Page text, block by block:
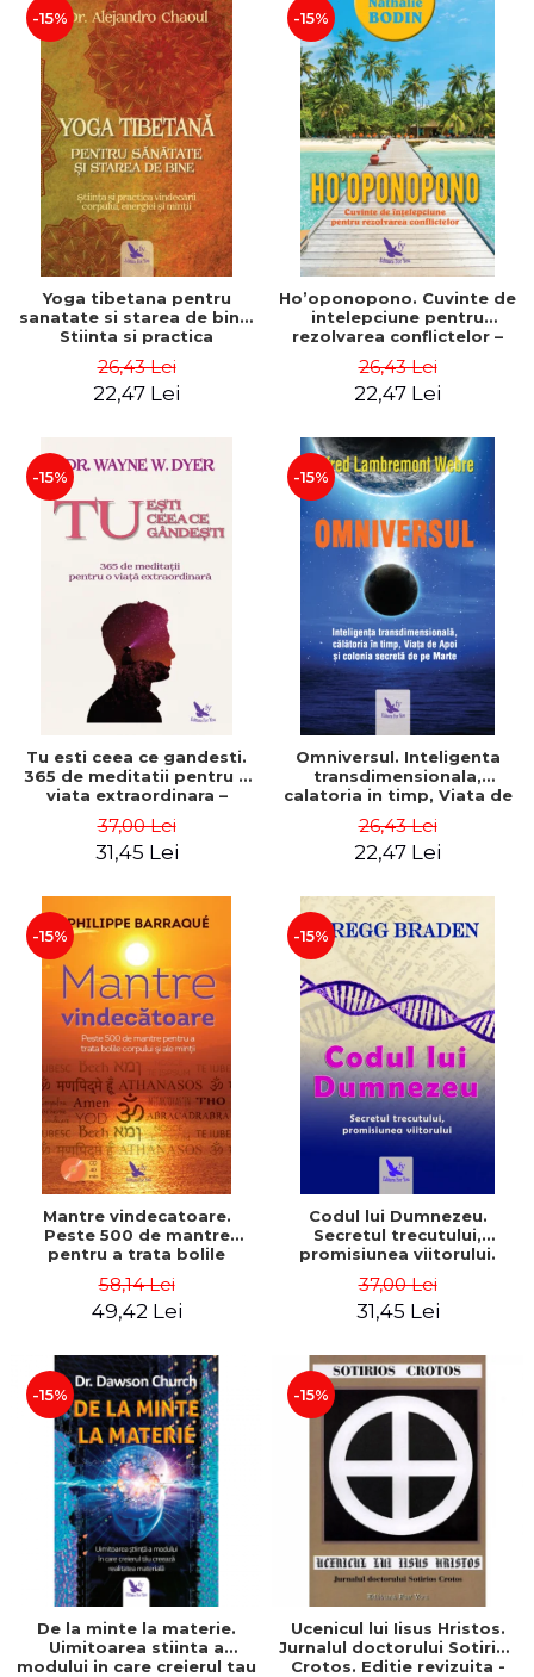
-15%
Yoga tibetana pentru
sanatate si starea de bine.
Stiinta si practica
energiei si mintii – Dr.
Alejandro Chaoul
26,43 Lei
22,47 Lei
-15%
Ho’oponopono. Cuvinte de
intelepciune pentru
rezolvarea conflictelor –
26,43 Lei
22,47 Lei
-15%
Tu esti ceea ce gandesti.
365 de meditatii pentru o
viata extraordinara –
37,00 Lei
31,45 Lei
-15%
Omniversul. Inteligenta
transdimensionala,
calatoria in timp, Viata de
pe Marte – Alfred
Lambremont Webre
26,43 Lei
22,47 Lei
-15%
Mantre vindecatoare.
Peste 500 de mantre
pentru a trata bolile
(include CD) - Philippe
Barraqué
58,14 Lei
49,42 Lei
-15%
Codul lui Dumnezeu.
Secretul trecutului,
promisiunea viitorului.
Braden
37,00 Lei
31,45 Lei
-15%
De la minte la materie.
Uimitoarea stiinta a
modului in care creierul tau
-15%
Ucenicul lui Iisus Hristos.
Jurnalul doctorului Sotirios
Crotos. Editie revizuita -